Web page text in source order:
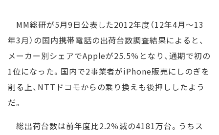
MM総研が5月9日公表した2012年度（12年4月～13
年3月）の国内携帯電話の出荷台数調査結果によると、
メーカー別シェアでAppleが25.5％となり、通期で初の
1位になった。国内で2事業者がiPhone販売にしのぎを
削る上、NTTドコモからの乗り換えも後押ししたよう
だ。
総出荷台数は前年度比2.2％減の4181万台。うちス